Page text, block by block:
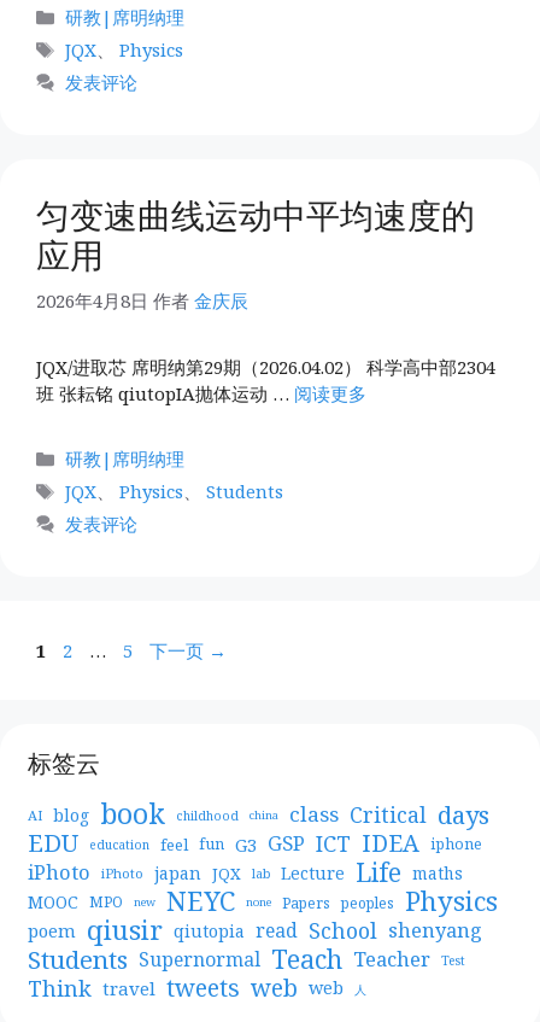
分
类
研教|席明纳理
标
签
JQX、 Physics
发表评论
匀变速曲线运动中平均速度的
应用
2026年4月8日 作者 金庆辰
JQX/进取芯 席明纳第29期（2026.04.02） 科学高中部2304
班 张耘铭 qiutopIA抛体运动 … 阅读更多
分
类
研教|席明纳理
标
签
JQX Physics
Students
发表评论
页
1
页
2 …
页
5 下一页 →
标签云
AI blog book childhood china class Critical days
EDU education feel fun G3 GSP ICT IDEA iphone
iPhoto iPhoto japan JQX lab Lecture Life maths
MOOC MPO new NEYC none Papers peoples Physics
poem qiusir qiutopia read School shenyang
Students Supernormal Teach Teacher Test
Think travel tweets web web 人